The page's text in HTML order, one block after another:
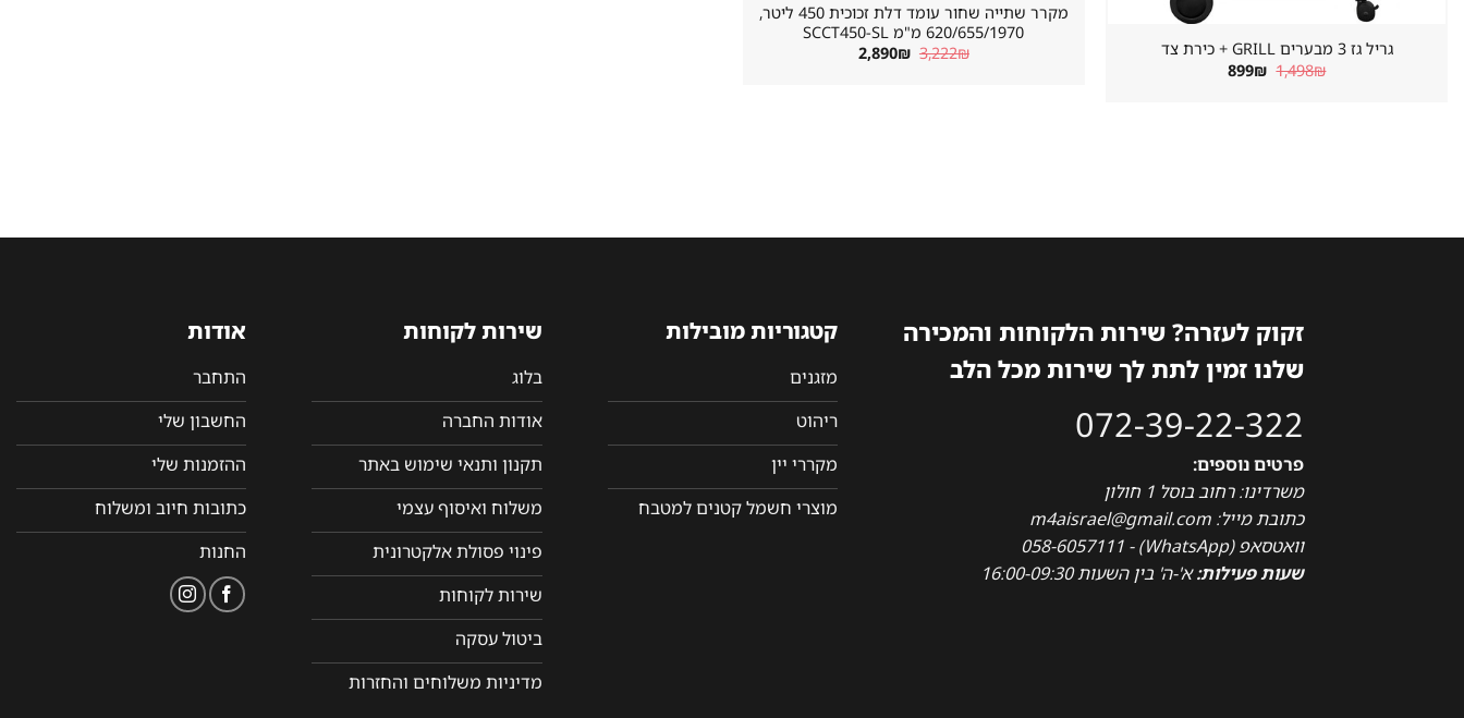
גריל גז 3 מבערים GRILL + כירת צד
1,498₪ המחיר
המקורי
899₪ המחיר
מקרר שתייה שחור עומד דלת זכוכית 450 ליטר,
620/655/1970 מ"מ SCCT450-SL
3,222₪ המחיר
המקורי
2,890₪ המחיר
זקוק לעזרה? שירות הלקוחות והמכירה
שלנו זמין לתת לך שירות מכל הלב
072-39-22-322
פרטים נוספים:
משרדינו: רחוב בוסל 1 חולון
כתובת מייל: m4aisrael@gmail.com
וואטסאפ (WhatsApp) - 058-6057111
שעות פעילות:א'-ה' בין השעות 16:00-09:30
קטגוריות מובילות
מזגנים
ריהוט
מקררי יין
מוצרי חשמל קטנים למטבח
שירות לקוחות
בלוג
אודות החברה
תקנון ותנאי שימוש באתר
משלוח ואיסוף עצמי
פינוי פסולת אלקטרונית
שירות לקוחות
ביטול עסקה
מדיניות משלוחים והחזרות
אודות
התחבר
החשבון שלי
ההזמנות שלי
כתובות חיוב ומשלוח
החנות